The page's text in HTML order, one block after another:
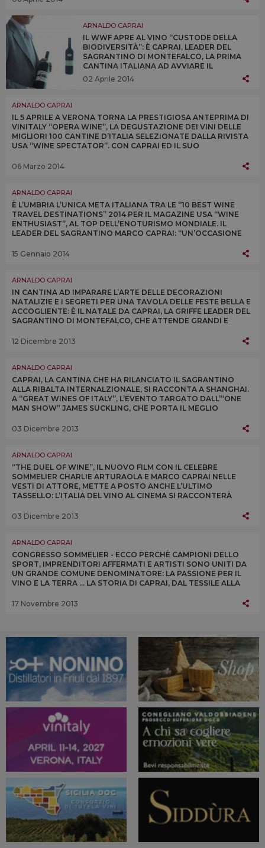
ARNALDO CAPRAI
IL WWF APRE AL VINO “CUSTODE DELLA
BIODIVERSITÀ”: È CAPRAI, LEADER DEL
SAGRANTINO DI MONTEFALCO, LA PRIMA
CANTINA ITALIANA AD AVVIARE IL
PERCORSO DI “STEWARDSHIP OF
BIODIVERSITY” DELL’ORGANIZZAZIONE DEL
02 Aprile 2014
ARNALDO CAPRAI
IL 5 APRILE A VERONA TORNA LA PRESTIGIOSA ANTEPRIMA DI
VINITALY “OPERA WINE”, LA DEGUSTAZIONE DEI VINI DELLE
MIGLIORI 100 CANTINE D’ITALIA SELEZIONATE DALLA RIVISTA
USA “WINE SPECTATOR”. CON CAPRAI ED IL SUO
06 Marzo 2014
ARNALDO CAPRAI
È L’UMBRIA L’UNICA META ITALIANA TRA LE “10 BEST WINE
TRAVEL DESTINATIONS” 2014 PER IL MAGAZINE USA “WINE
ENTHUSIAST”, AL TOP DELL’ENOTURISMO MONDIALE. IL
LEADER DEL SAGRANTINO MARCO CAPRAI: “UN’OCCASIONE
15 Gennaio 2014
ARNALDO CAPRAI
IN CANTINA AD IMPARARE L’ARTE DELLE DECORAZIONI
NATALIZIE E I SEGRETI PER UNA TAVOLA DELLE FESTE BELLA E
ACCOGLIENTE: È IL NATALE DA CAPRAI, LA GRIFFE LEADER DEL
SAGRANTINO DI MONTEFALCO, CHE ATTENDE GRANDI E
12 Dicembre 2013
ARNALDO CAPRAI
CAPRAI, LA CANTINA CHE HA RILANCIATO IL SAGRANTINO
ALLA RIBALTA INTERNALZIONALE, SI RACCONTA A SHANGHAI.
A “GREAT WINES OF ITALY”, L’EVENTO TARGATO DALL’“ONE
MAN SHOW” JAMES SUCKLING, CHE PORTA IL MEGLIO
03 Dicembre 2013
ARNALDO CAPRAI
“THE DUEL OF WINE”, IL NUOVO FILM CON IL CELEBRE
SOMMELIER CHARLIE ARTURAOLA E MARCO CAPRAI NELLE
VESTI DI ATTORE, METTE A POSTO ANCHE L’ULTIMO
TASSELLO: L’ITALIA DEL VINO AL CINEMA SI RACCONTERÀ
SICILIANO
03 Dicembre 2013
ARNALDO CAPRAI
CONGRESSO SOMMELIER - ECCO PERCHÈ CAMPIONI DELLO
SPORT, IMPRENDITORI AFFERMATI E ARTISTI SONO UNITI DA
UN GRANDE COMUNE DENOMINATORE: LA PASSIONE PER IL
VINO E LA TERRA ... LA STORIA DI CAPRAI, DAL TESSILE ALLA
17 Novembre 2013